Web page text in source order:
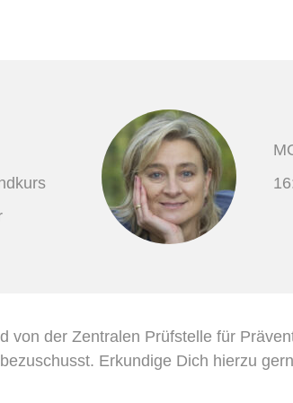
von der Zentralen Prüfstelle für
Erkundige Dich hierzu